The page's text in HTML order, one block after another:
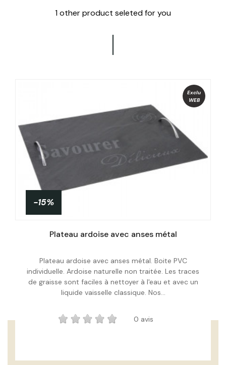
1 other product seleted for you
Acheter
Exclu
WEB
PROMO !
-15%
Plateau ardoise avec anses métal
Plateau ardoise avec anses métal. Boite PVC
individuelle. Ardoise naturelle non traitée. Les traces
de graisse sont faciles à nettoyer à l'eau et avec un
liquide vaisselle classique. Nos...
0 avis